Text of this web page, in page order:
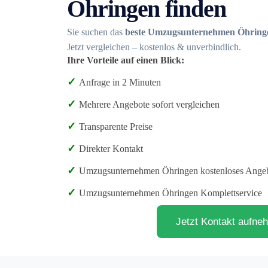
Öhringen finden
Sie suchen das beste Umzugsunternehmen
Jetzt vergleichen – kostenlos & unverbindlich.
Ihre Vorteile auf einen Blick:
✓ Anfrage in 2 Minuten
✓ Mehrere Angebote sofort vergleichen
✓ Transparente Preise
✓ Direkter Kontakt
✓ Umzugsunternehmen Öhringen kostenloses
✓ Umzugsunternehmen Öhringen Komplettservice
Jetzt Kontakt